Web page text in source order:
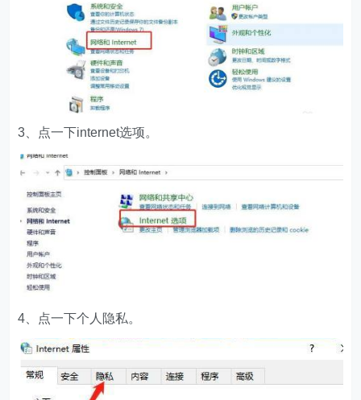
3、点一下internet选项。
4、点一下个人隐私。